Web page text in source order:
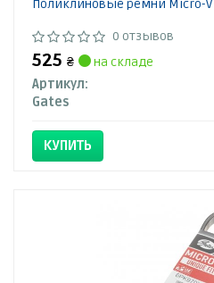
Поликлиновые ремни Micro-
0 отзывов
525 ₴
на складе
Артикул:
Gates
КУПИТЬ